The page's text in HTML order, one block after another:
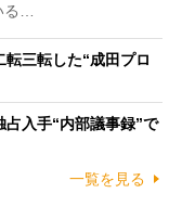
…
転三転した“成田プロ
占入手“内部議事録”で
一覧を見る